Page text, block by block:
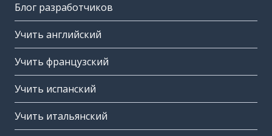
Блог разработчиков
Учить английский
Учить французский
Учить испанский
Учить итальянский